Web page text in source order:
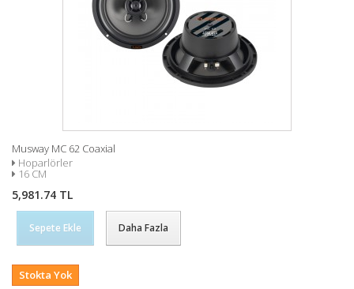
Musway MC 62 Coaxial
Hoparlörler
16 CM
5,981.74 TL
Sepete Ekle Daha Fazla
Stokta Yok